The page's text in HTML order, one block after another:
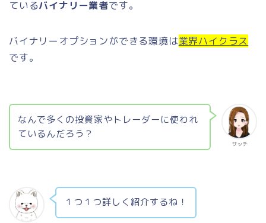
ているバイナリー業者です。
バイナリーオプションができる環境は業界ハイクラス
です。
サッチ
なんで多くの投資家やトレーダーに使われ
ているんだろう？
１つ１つ詳しく紹介するね！